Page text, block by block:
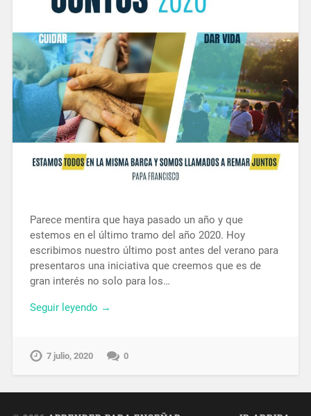
Parece mentira que haya pasado un año y que
estemos en el último tramo del año 2020. Hoy
escribimos nuestro último post antes del verano para
presentaros una iniciativa que creemos que es de
gran interés no solo para los…
Seguir leyendo →
7 julio, 2020 0